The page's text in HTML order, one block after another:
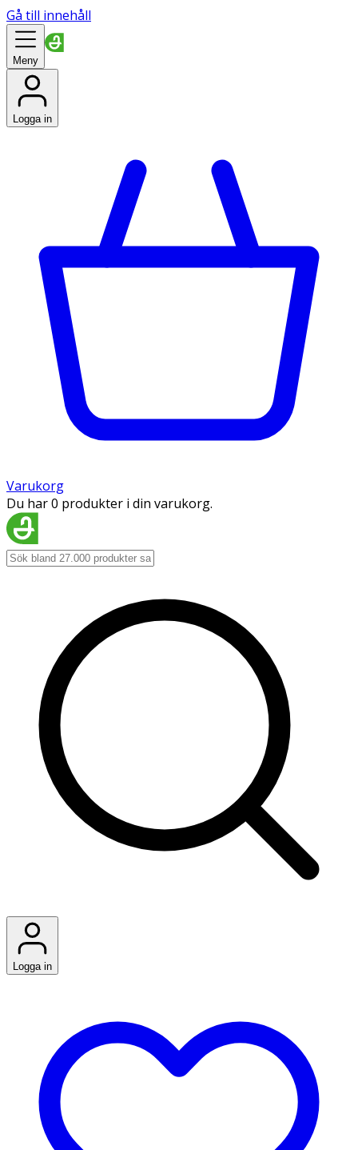
Gå till innehåll
Meny
Logga in
Varukorg
Du har 0 produkter i din varukorg.
Logga in